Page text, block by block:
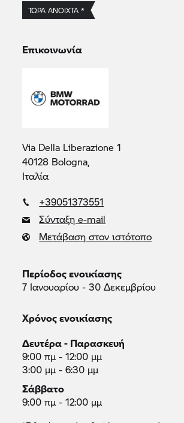
ΤΏΡΑ ΑΝΟΙΧΤΆ *
Επικοινωνία
Via Della Liberazione 1
40128 Bologna,
Ιταλία
+39051373551
Σύνταξη e-mail
Μετάβαση στον ιστότοπο
Περίοδος ενοικίασης
7 Ιανουαρίου - 30 Δεκεμβρίου
Χρόνος ενοικίασης
Δευτέρα - Παρασκευή
9:00 πμ - 12:00 μμ
3:00 μμ - 6:30 μμ
Σάββατο
9:00 πμ - 12:00 μμ